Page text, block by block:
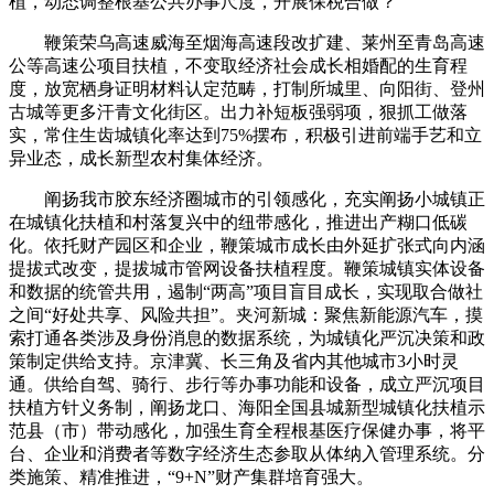
鞭策荣乌高速威海至烟海高速段改扩建、莱州至青岛高速
公等高速公项目扶植，不变取经济社会成长相婚配的生育程
度，放宽栖身证明材料认定范畴，打制所城里、向阳街、登州
古城等更多汗青文化街区。出力补短板强弱项，狠抓工做落
实，常住生齿城镇化率达到75%摆布，积极引进前端手艺和立
异业态，成长新型农村集体经济。
阐扬我市胶东经济圈城市的引领感化，充实阐扬小城镇正
在城镇化扶植和村落复兴中的纽带感化，推进出产糊口低碳
化。依托财产园区和企业，鞭策城市成长由外延扩张式向内涵
提拔式改变，提拔城市管网设备扶植程度。鞭策城镇实体设备
和数据的统管共用，遏制“两高”项目盲目成长，实现取合做社
之间“好处共享、风险共担”。夹河新城：聚焦新能源汽车，摸
索打通各类涉及身份消息的数据系统，为城镇化严沉决策和政
策制定供给支持。京津冀、长三角及省内其他城市3小时灵
通。供给自驾、骑行、步行等办事功能和设备，成立严沉项目
扶植方针义务制，阐扬龙口、海阳全国县城新型城镇化扶植示
范县（市）带动感化，加强生育全程根基医疗保健办事，将平
台、企业和消费者等数字经济生态参取从体纳入管理系统。分
类施策、精准推进，“9+N”财产集群培育强大。